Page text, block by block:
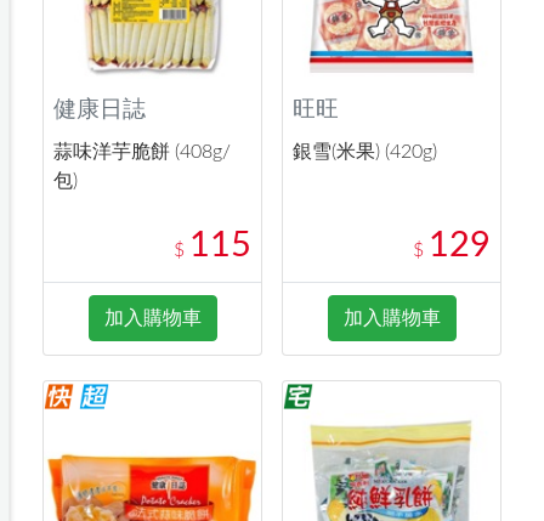
健康日誌
蒜味洋芋脆餅 (408g/
包)
$ 115
加入購物車
旺旺
銀雪(米果) (420g)
$ 129
加入購物車